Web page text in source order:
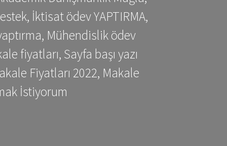
İktisat ödev YAPTIRMA,
Mühendislik ödev
fiyatları, Sayfa başı yazı
Fiyatları 2022, Makale
İstiyorum